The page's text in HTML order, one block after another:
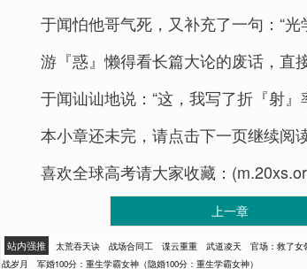
于闻怕他哥气死，又补充了一句：“光
游『惑』懒得看长篇大论的废话，直
于闻讪讪地说：“这，我写了折『射
本小章还未完，请点击下一页继续阅
喜欢全球高考请大家收藏：
上一章
站内强推 太荒吞天诀 战场合同工 谍云重重 武道凌天 官场：救了女
战岁月
军婚100分：重生学霸女神（隐婚100分：重生学霸女神）